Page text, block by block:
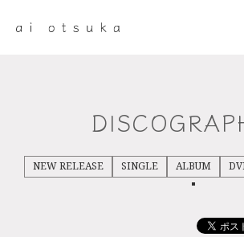
NEW RELEASE SINGLE ALBUM